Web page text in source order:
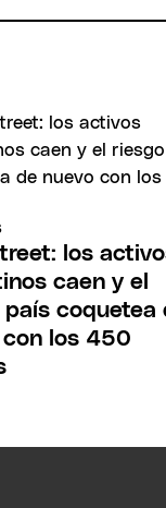
los
caen y el
país coquetea
con los 450